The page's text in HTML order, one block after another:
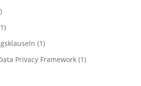
(1)
Privacy Framework(1)